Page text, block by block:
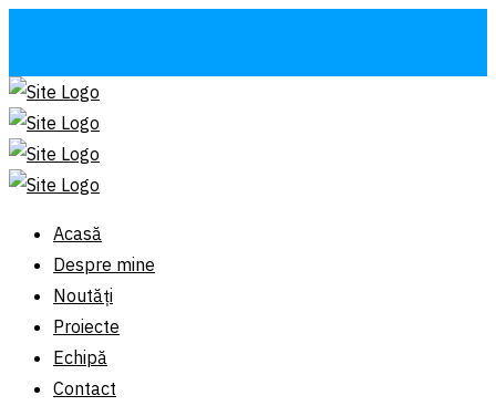
Acasă
Despre mine
Noutăți
Proiecte
Echipă
Contact